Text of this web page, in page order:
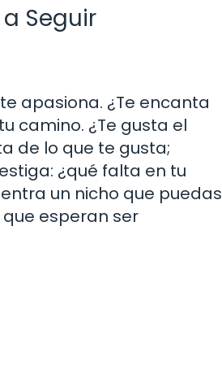
Seguir
apasiona. ¿Te encanta
camino. ¿Te gusta el
de lo que te gusta;
¿qué falta en tu
un nicho que puedas
esperan ser